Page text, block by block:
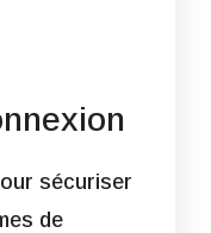
sécuriser
de